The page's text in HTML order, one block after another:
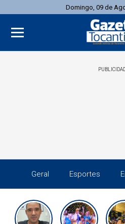
Domingo, 09 de
Geral Esportes